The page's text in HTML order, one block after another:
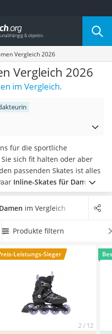
Vergleich 2026
Vergleich 2026
im Vergleich.
für die sportliche
sich fit halten oder aber
passenden Skates ist alles
Inline-Skates für Damen
über größere Rollen
Test schneller unterwegs
hat uns hier im
im Vergleich
Produkte filtern
Leistungs-Sieger
2 / 12